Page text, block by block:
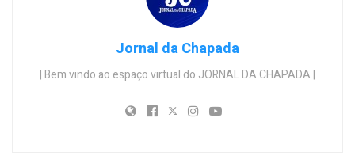
Jornal da Chapada
| Bem vindo ao espaço virtual do JORNAL DA CHAPADA |